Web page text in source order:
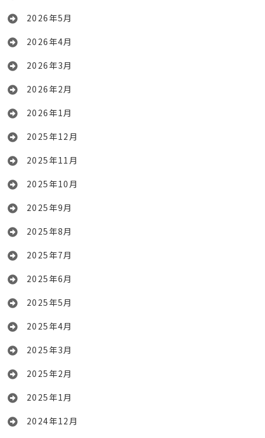
2026年5月
2026年4月
2026年3月
2026年2月
2026年1月
2025年12月
2025年11月
2025年10月
2025年9月
2025年8月
2025年7月
2025年6月
2025年5月
2025年4月
2025年3月
2025年2月
2025年1月
2024年12月